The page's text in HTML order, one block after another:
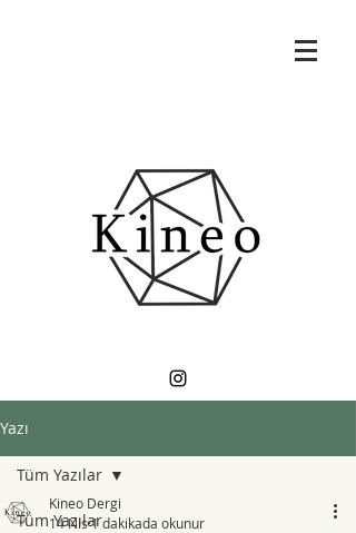
Yazı
Tüm Yazılar
Tüm Yazılar
Kineo Dergi
14 Nis1 dakikada okunur